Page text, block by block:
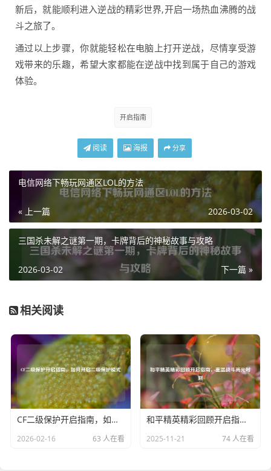
新后，就能顺利进入逆战的精彩世界,开启一场热血沸腾的战
斗之旅了。
通过以上步骤，你就能轻松在电脑上打开逆战，尽情享受游
戏带来的乐趣，希望大家都能在逆战中找到属于自己的游戏
体验。
开启指南
阅读 海报 分享
电信网络下畅玩网通区LOL的方法
« 上一篇 2026-03-02
三国杀未解之谜第一期，卡牌背后的神秘故事与攻略
下一篇 »
2026-03-02
相关阅读
CF二级保护开启指南，如何开启二级保护模式
2026-02-16 63 人在看
和平精英精彩回顾开启指南，重温战斗高光时刻
2025-11-21 74 人在看